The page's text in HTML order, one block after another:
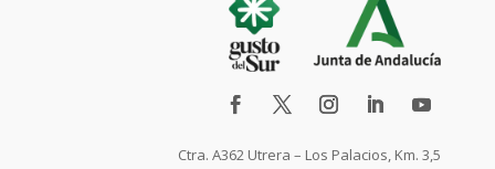
Ctra. A362 Utrera – Los Palacios, Km. 3,5